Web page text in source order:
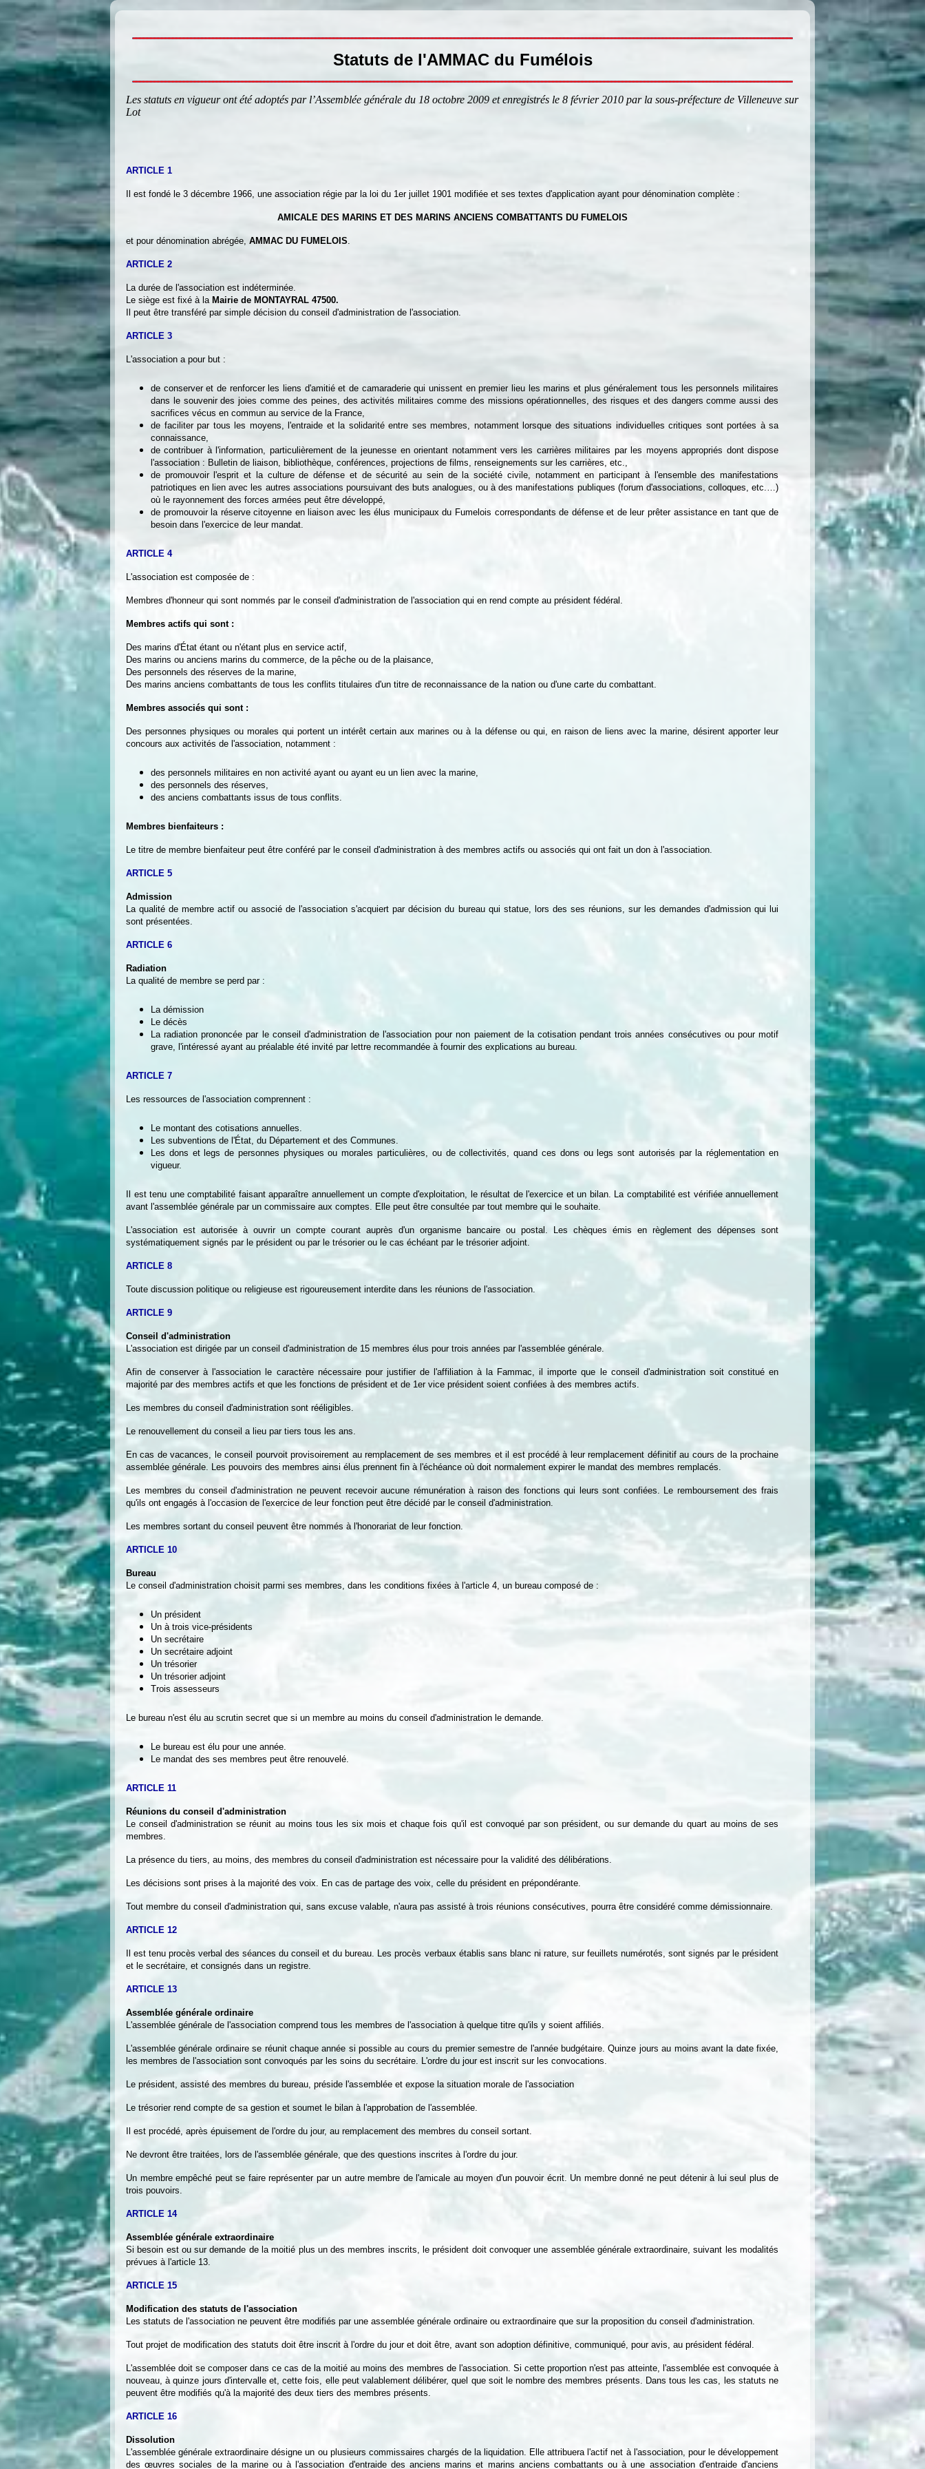
Statuts de l'AMMAC du Fumélois
Les statuts en vigueur ont été adoptés par l’Assemblée générale du 18 octobre 2009 et enregistrés le 8 février 2010 par la sous-préfecture de Villeneuve sur
Lot
ARTICLE 1
Il est fondé le 3 décembre 1966, une association régie par la loi du 1er juillet 1901 modifiée et ses textes d'application ayant pour dénomination complète :
AMICALE DES MARINS ET DES MARINS ANCIENS COMBATTANTS DU FUMELOIS
et pour dénomination abrégée, AMMAC DU FUMELOIS.
ARTICLE 2
La durée de l'association est indéterminée.
Le siège est fixé à la Mairie de MONTAYRAL 47500.
Il peut être transféré par simple décision du conseil d'administration de l'association.
ARTICLE 3
L'association a pour but :
de conserver et de renforcer les liens d'amitié et de camaraderie qui unissent en premier lieu les marins et plus généralement tous les personnels militaires
dans le souvenir des joies comme des peines, des activités militaires comme des missions opérationnelles, des risques et des dangers comme aussi des
sacrifices vécus en commun au service de la France,
de faciliter par tous les moyens, l'entraide et la solidarité entre ses membres, notamment lorsque des situations individuelles critiques sont portées à sa
connaissance,
de contribuer à l'information, particulièrement de la jeunesse en orientant notamment vers les carrières militaires par les moyens appropriés dont dispose
l'association : Bulletin de liaison, bibliothèque, conférences, projections de films, renseignements sur les carrières, etc.,
de promouvoir l'esprit et la culture de défense et de sécurité au sein de la société civile, notamment en participant à l'ensemble des manifestations
patriotiques en lien avec les autres associations poursuivant des buts analogues, ou à des manifestations publiques (forum d'associations, colloques, etc.…)
où le rayonnement des forces armées peut être développé,
de promouvoir la réserve citoyenne en liaison avec les élus municipaux du Fumelois correspondants de défense et de leur prêter assistance en tant que de
besoin dans l'exercice de leur mandat.
ARTICLE 4
L'association est composée de :
Membres d'honneur qui sont nommés par le conseil d'administration de l'association qui en rend compte au président fédéral.
Membres actifs qui sont :
Des marins d'État étant ou n'étant plus en service actif,
Des marins ou anciens marins du commerce, de la pêche ou de la plaisance,
Des personnels des réserves de la marine,
Des marins anciens combattants de tous les conflits titulaires d'un titre de reconnaissance de la nation ou d'une carte du combattant.
Membres associés qui sont :
Des personnes physiques ou morales qui portent un intérêt certain aux marines ou à la défense ou qui, en raison de liens avec la marine, désirent apporter leur
concours aux activités de l'association, notamment :
des personnels militaires en non activité ayant ou ayant eu un lien avec la marine,
des personnels des réserves,
des anciens combattants issus de tous conflits.
Membres bienfaiteurs :
Le titre de membre bienfaiteur peut être conféré par le conseil d'administration à des membres actifs ou associés qui ont fait un don à l'association.
ARTICLE 5
Admission
La qualité de membre actif ou associé de l'association s'acquiert par décision du bureau qui statue, lors des ses réunions, sur les demandes d'admission qui lui
sont présentées.
ARTICLE 6
Radiation
La qualité de membre se perd par :
La démission
Le décès
La radiation prononcée par le conseil d'administration de l'association pour non paiement de la cotisation pendant trois années consécutives ou pour motif
grave, l'intéressé ayant au préalable été invité par lettre recommandée à fournir des explications au bureau.
ARTICLE 7
Les ressources de l'association comprennent :
Le montant des cotisations annuelles.
Les subventions de l'État, du Département et des Communes.
Les dons et legs de personnes physiques ou morales particulières, ou de collectivités, quand ces dons ou legs sont autorisés par la réglementation en
vigueur.
Il est tenu une comptabilité faisant apparaître annuellement un compte d'exploitation, le résultat de l'exercice et un bilan. La comptabilité est vérifiée annuellement
avant l'assemblée générale par un commissaire aux comptes. Elle peut être consultée par tout membre qui le souhaite.
L'association est autorisée à ouvrir un compte courant auprès d'un organisme bancaire ou postal. Les chèques émis en règlement des dépenses sont
systématiquement signés par le président ou par le trésorier ou le cas échéant par le trésorier adjoint.
ARTICLE 8
Toute discussion politique ou religieuse est rigoureusement interdite dans les réunions de l'association.
ARTICLE 9
Conseil d'administration
L'association est dirigée par un conseil d'administration de 15 membres élus pour trois années par l'assemblée générale.
Afin de conserver à l'association le caractère nécessaire pour justifier de l'affiliation à la Fammac, il importe que le conseil d'administration soit constitué en
majorité par des membres actifs et que les fonctions de président et de 1er vice président soient confiées à des membres actifs.
Les membres du conseil d'administration sont rééligibles.
Le renouvellement du conseil a lieu par tiers tous les ans.
En cas de vacances, le conseil pourvoit provisoirement au remplacement de ses membres et il est procédé à leur remplacement définitif au cours de la prochaine
assemblée générale. Les pouvoirs des membres ainsi élus prennent fin à l'échéance où doit normalement expirer le mandat des membres remplacés.
Les membres du conseil d'administration ne peuvent recevoir aucune rémunération à raison des fonctions qui leurs sont confiées. Le remboursement des frais
qu'ils ont engagés à l'occasion de l'exercice de leur fonction peut être décidé par le conseil d'administration.
Les membres sortant du conseil peuvent être nommés à l'honorariat de leur fonction.
ARTICLE 10
Bureau
Le conseil d'administration choisit parmi ses membres, dans les conditions fixées à l'article 4, un bureau composé de. :
Un président
Un à trois vice-présidents
Un secrétaire
Un secrétaire adjoint
Un trésorier
Un trésorier adjoint
Trois assesseurs
Le bureau n'est élu au scrutin secret que si un membre au moins du conseil d'administration le demande.
Le bureau est élu pour une année.
Le mandat des ses membres peut être renouvelé.
ARTICLE 11
Réunions du conseil d'administration
Le conseil d'administration se réunit au moins tous les six mois et chaque fois qu'il est convoqué par son président, ou sur demande du quart au moins de ses
membres.
La présence du tiers, au moins, des membres du conseil d'administration est nécessaire pour la validité des délibérations.
Les décisions sont prises à la majorité des voix. En cas de partage des voix, celle du président en prépondérante.
Tout membre du conseil d'administration qui, sans excuse valable, n'aura pas assisté à trois réunions consécutives, pourra être considéré comme démissionnaire.
ARTICLE 12
Il est tenu procès verbal des séances du conseil et du bureau. Les procès verbaux établis sans blanc ni rature, sur feuillets numérotés, sont signés par le président
et le secrétaire, et consignés dans un registre.
ARTICLE 13
Assemblée générale ordinaire
L'assemblée générale de l'association comprend tous les membres de l'association à quelque titre qu'ils y soient affiliés.
L'assemblée générale ordinaire se réunit chaque année si possible au cours du premier semestre de l'année budgétaire. Quinze jours au moins avant la date fixée,
les membres de l'association sont convoqués par les soins du secrétaire. L'ordre du jour est inscrit sur les convocations.
Le président, assisté des membres du bureau, préside l'assemblée et expose la situation morale de l'association
Le trésorier rend compte de sa gestion et soumet le bilan à l'approbation de l'assemblée.
Il est procédé, après épuisement de l'ordre du jour, au remplacement des membres du conseil sortant.
Ne devront être traitées, lors de l'assemblée générale, que des questions inscrites à l'ordre du jour.
Un membre empêché peut se faire représenter par un autre membre de l'amicale au moyen d'un pouvoir écrit. Un membre donné ne peut détenir à lui seul plus de
trois pouvoirs.
ARTICLE 14
Assemblée générale extraordinaire
Si besoin est ou sur demande de la moitié plus un des membres inscrits, le président doit convoquer une assemblée générale extraordinaire, suivant les modalités
prévues à l'article 13.
ARTICLE 15
Modification des statuts de l'association
Les statuts de l'association ne peuvent être modifiés par une assemblée générale ordinaire ou extraordinaire que sur la proposition du conseil d'administration.
Tout projet de modification des statuts doit être inscrit à l'ordre du jour et doit être, avant son adoption définitive, communiqué, pour avis, au président fédéral.
L'assemblée doit se composer dans ce cas de la moitié au moins des membres de l'association. Si cette proportion n'est pas atteinte, l'assemblée est convoquée à
nouveau, à quinze jours d'intervalle et, cette fois, elle peut valablement délibérer, quel que soit le nombre des membres présents. Dans tous les cas, les statuts ne
peuvent être modifiés qu'à la majorité des deux tiers des membres présents.
ARTICLE 16
Dissolution
L'assemblée générale extraordinaire désigne un ou plusieurs commissaires chargés de la liquidation. Elle attribuera l'actif net à l'association, pour le développement
des œuvres sociales de la marine ou à l'association d'entraide des anciens marins et marins anciens combattants ou à une association d'entraide d'anciens